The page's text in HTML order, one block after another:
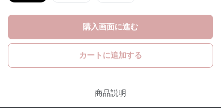
購入画面に進む
カートに追加する
商品説明